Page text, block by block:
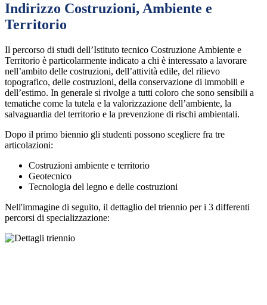
Indirizzo Costruzioni, Ambiente e
Territorio
Il percorso di studi dell’Istituto tecnico Costruzione Ambiente e
Territorio è particolarmente indicato a chi è interessato a lavorare
nell’ambito delle costruzioni, dell’attività edile, del rilievo
topografico, delle costruzioni, della conservazione di immobili e
dell’estimo. In generale si rivolge a tutti coloro che sono sensibili a
tematiche come la tutela e la valorizzazione dell’ambiente, la
salvaguardia del territorio e la prevenzione di rischi ambientali.
Dopo il primo biennio gli studenti possono scegliere fra tre
articolazioni:
Costruzioni ambiente e territorio
Geotecnico
Tecnologia del legno e delle costruzioni
Nell'immagine di seguito, il dettaglio del triennio per i 3 differenti
percorsi di specializzazione: